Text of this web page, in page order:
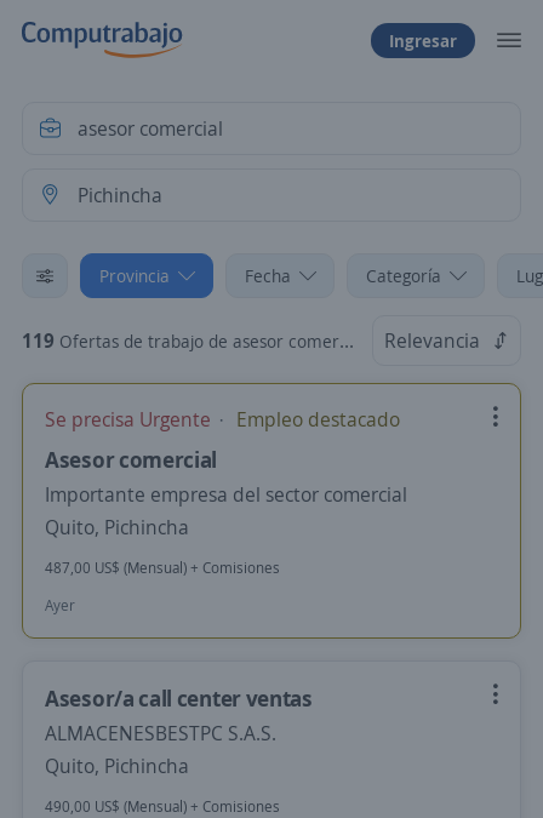
Ingresar
Provincia Fecha Categoría
119 Ofertas de trabajo de asesor comercial en Pichincha Relevancia
Se precisa Urgente Empleo destacado
Asesor comercial
Importante empresa del sector comercial
Quito, Pichincha
487,00 US$ (Mensual) + Comisiones
Ayer
Asesor/a call center ventas
ALMACENESBESTPC S.A.S.
Quito, Pichincha
490,00 US$ (Mensual) + Comisiones